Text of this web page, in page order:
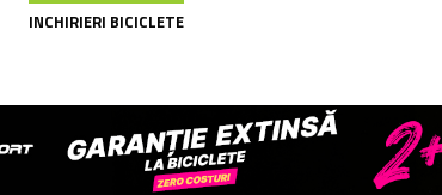
INCHIRIERI BICICLETE